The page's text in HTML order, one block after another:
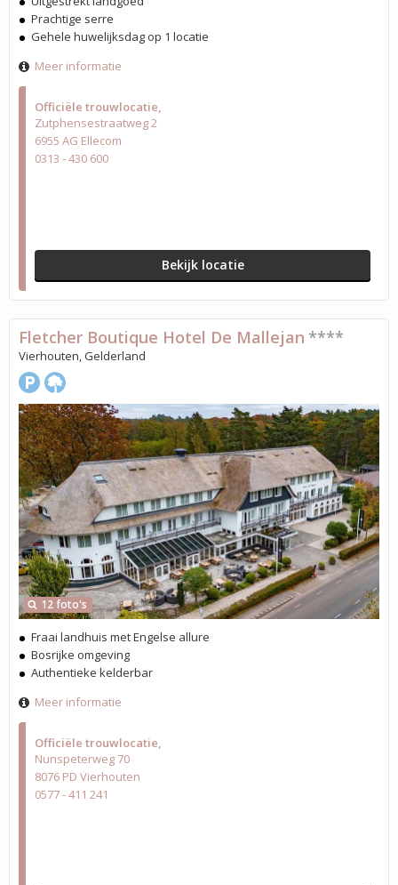
Officiële trouwlocatie
Zutphensestraatweg 2
6955 AG Ellecom
0313 - 430 600
Bekijk locatie
Prachtige serre
Gehele huwelijksdag op 1 locatie
Meer informatie
Officiële trouwlocatie
Nunspeterweg 70
8076 PD Vierhouten
0577 - 411 241
12 foto's
Fletcher Boutique Hotel De Mallejan ****
Vierhouten, Gelderland
Fraai landhuis met Engelse allure
Bosrijke omgeving
Authentieke kelderbar
Meer informatie